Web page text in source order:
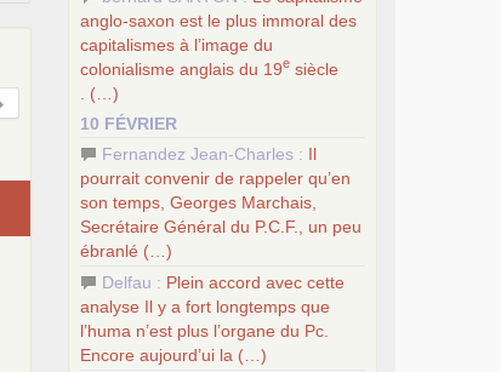
anglo-saxon est le plus immoral des
capitalismes à l’image du
colonialisme anglais du 19e siècle
. (…)
10 FÉVRIER
Fernandez Jean-Charles : Il
pourrait convenir de rappeler qu’en
son temps, Georges Marchais,
Secrétaire Général du P.C. F., un peu
ébranlé (…)
Delfau : Plein accord avec cette
analyse Il y a fort longtemps que
l’huma n’est plus l’organe du Pc.
Encore aujourd’ui la (…)